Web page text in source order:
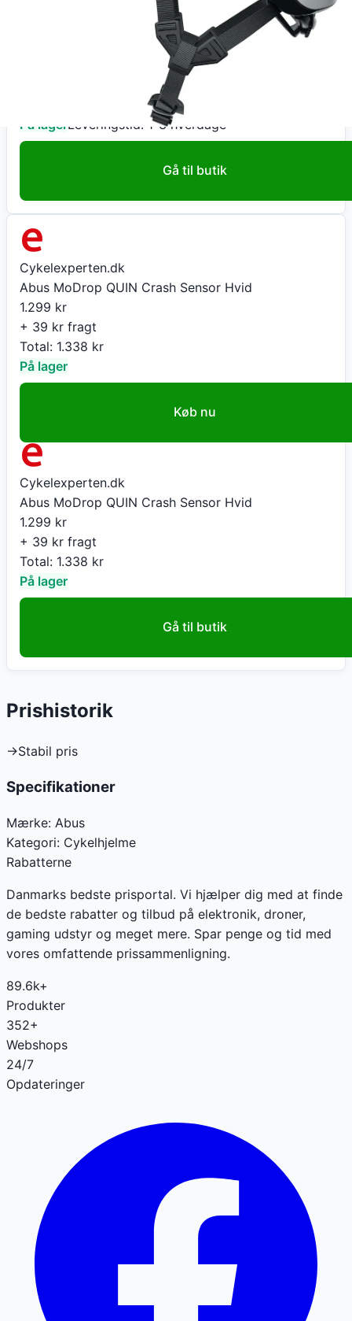
ABUS Hjelm MoDrop QUIN, polar white S
På lagerLeveringstid: 1-3 hverdage
Gå til butik
Cykelexperten.dk
Abus MoDrop QUIN Crash Sensor Hvid
1.299 kr
+ 39 kr fragt
Total: 1.338 kr
På lager
Køb nu
Cykelexperten.dk
Abus MoDrop QUIN Crash Sensor Hvid
1.299 kr
+ 39 kr fragt
Total: 1.338 kr
På lager
Gå til butik
Prishistorik
→Stabil pris
Specifikationer
Mærke: Abus
Kategori: Cykelhjelme
Rabatterne
Danmarks bedste prisportal. Vi hjælper dig med at finde
de bedste rabatter og tilbud på elektronik, droner,
gaming udstyr og meget mere. Spar penge og tid med
vores omfattende prissammenligning.
89.6k+
Produkter
352+
Webshops
24/7
Opdateringer